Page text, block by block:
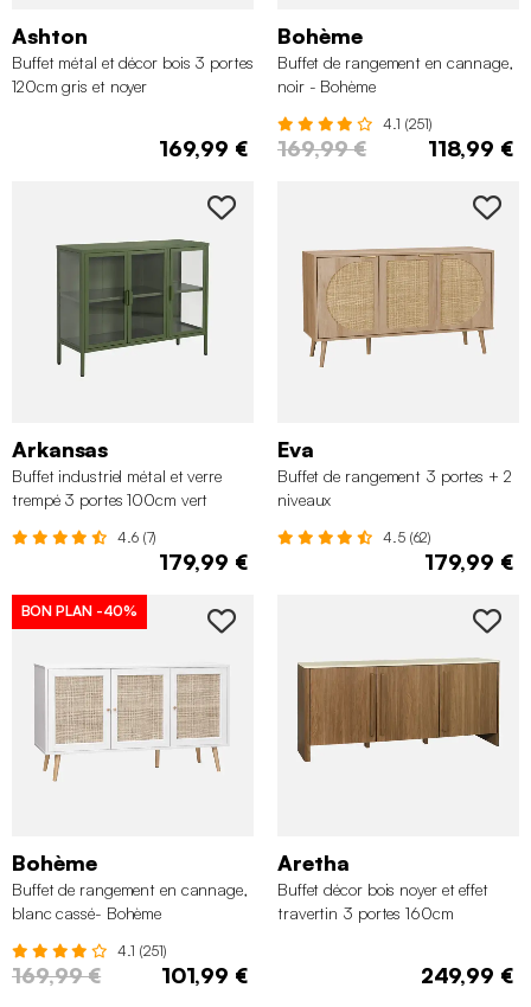
Ashton
Buffet métal et décor bois 3 portes
120cm gris et noyer
169,99 €
Bohème
Buffet de rangement en cannage,
noir - Bohème
4.1 (251)
169,99 € 118,99 €
Arkansas
Buffet industriel métal et verre
trempé 3 portes 100cm vert
4.6 (7)
179,99 €
Eva
Buffet de rangement 3 portes + 2
niveaux
4.5 (62)
179,99 €
BON PLAN -40%
Bohème
Buffet de rangement en cannage,
blanc cassé- Bohème
4.1 (251)
169,99 € 101,99 €
Aretha
Buffet décor bois noyer et effet
travertin 3 portes 160cm
249,99 €